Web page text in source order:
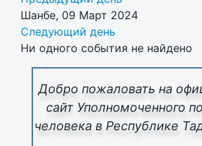
Добро пожаловать на
сайт Уполномоченного
человека в Республике
Шанбе, 09 Март 2024
Следующий день
Ни одного события не найдено